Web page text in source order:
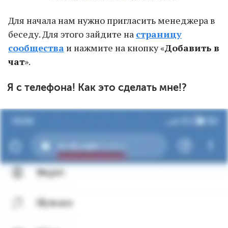
Для начала нам нужно пригласить менеджера в
беседу. Для этого зайдите на страницу
сообщества и нажмите на кнопку «Добавить в
чат».
Я с телефона! Как это сделать мне!?